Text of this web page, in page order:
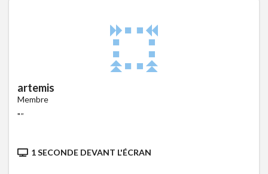
artemis
Membre
""
1 SECONDE DEVANT L'ÉCRAN